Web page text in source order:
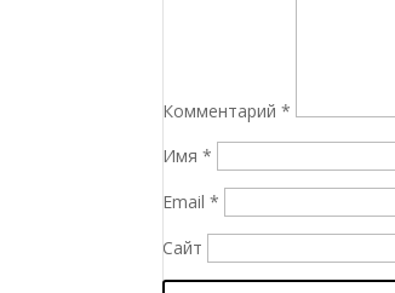
Комментарий*
Имя*
Email*
Сайт